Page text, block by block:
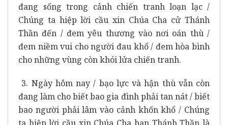
đang sống trong cảnh chiến tranh loạn lạc /
Chúng ta hiệp lời cầu xin Chúa Cha cử Thánh
Thần đến / đem yêu thương vào nơi oán thù /
đem niềm vui cho người đau khổ / đem hòa bình
cho những vùng còn khói lửa chiến tranh.
3. Ngày hôm nay / bạo lực và hận thù vẫn còn
đang làm cho biết bao gia đình phải tan nát / biết
bao người phải lâm vào cảnh khốn khổ / Chúng